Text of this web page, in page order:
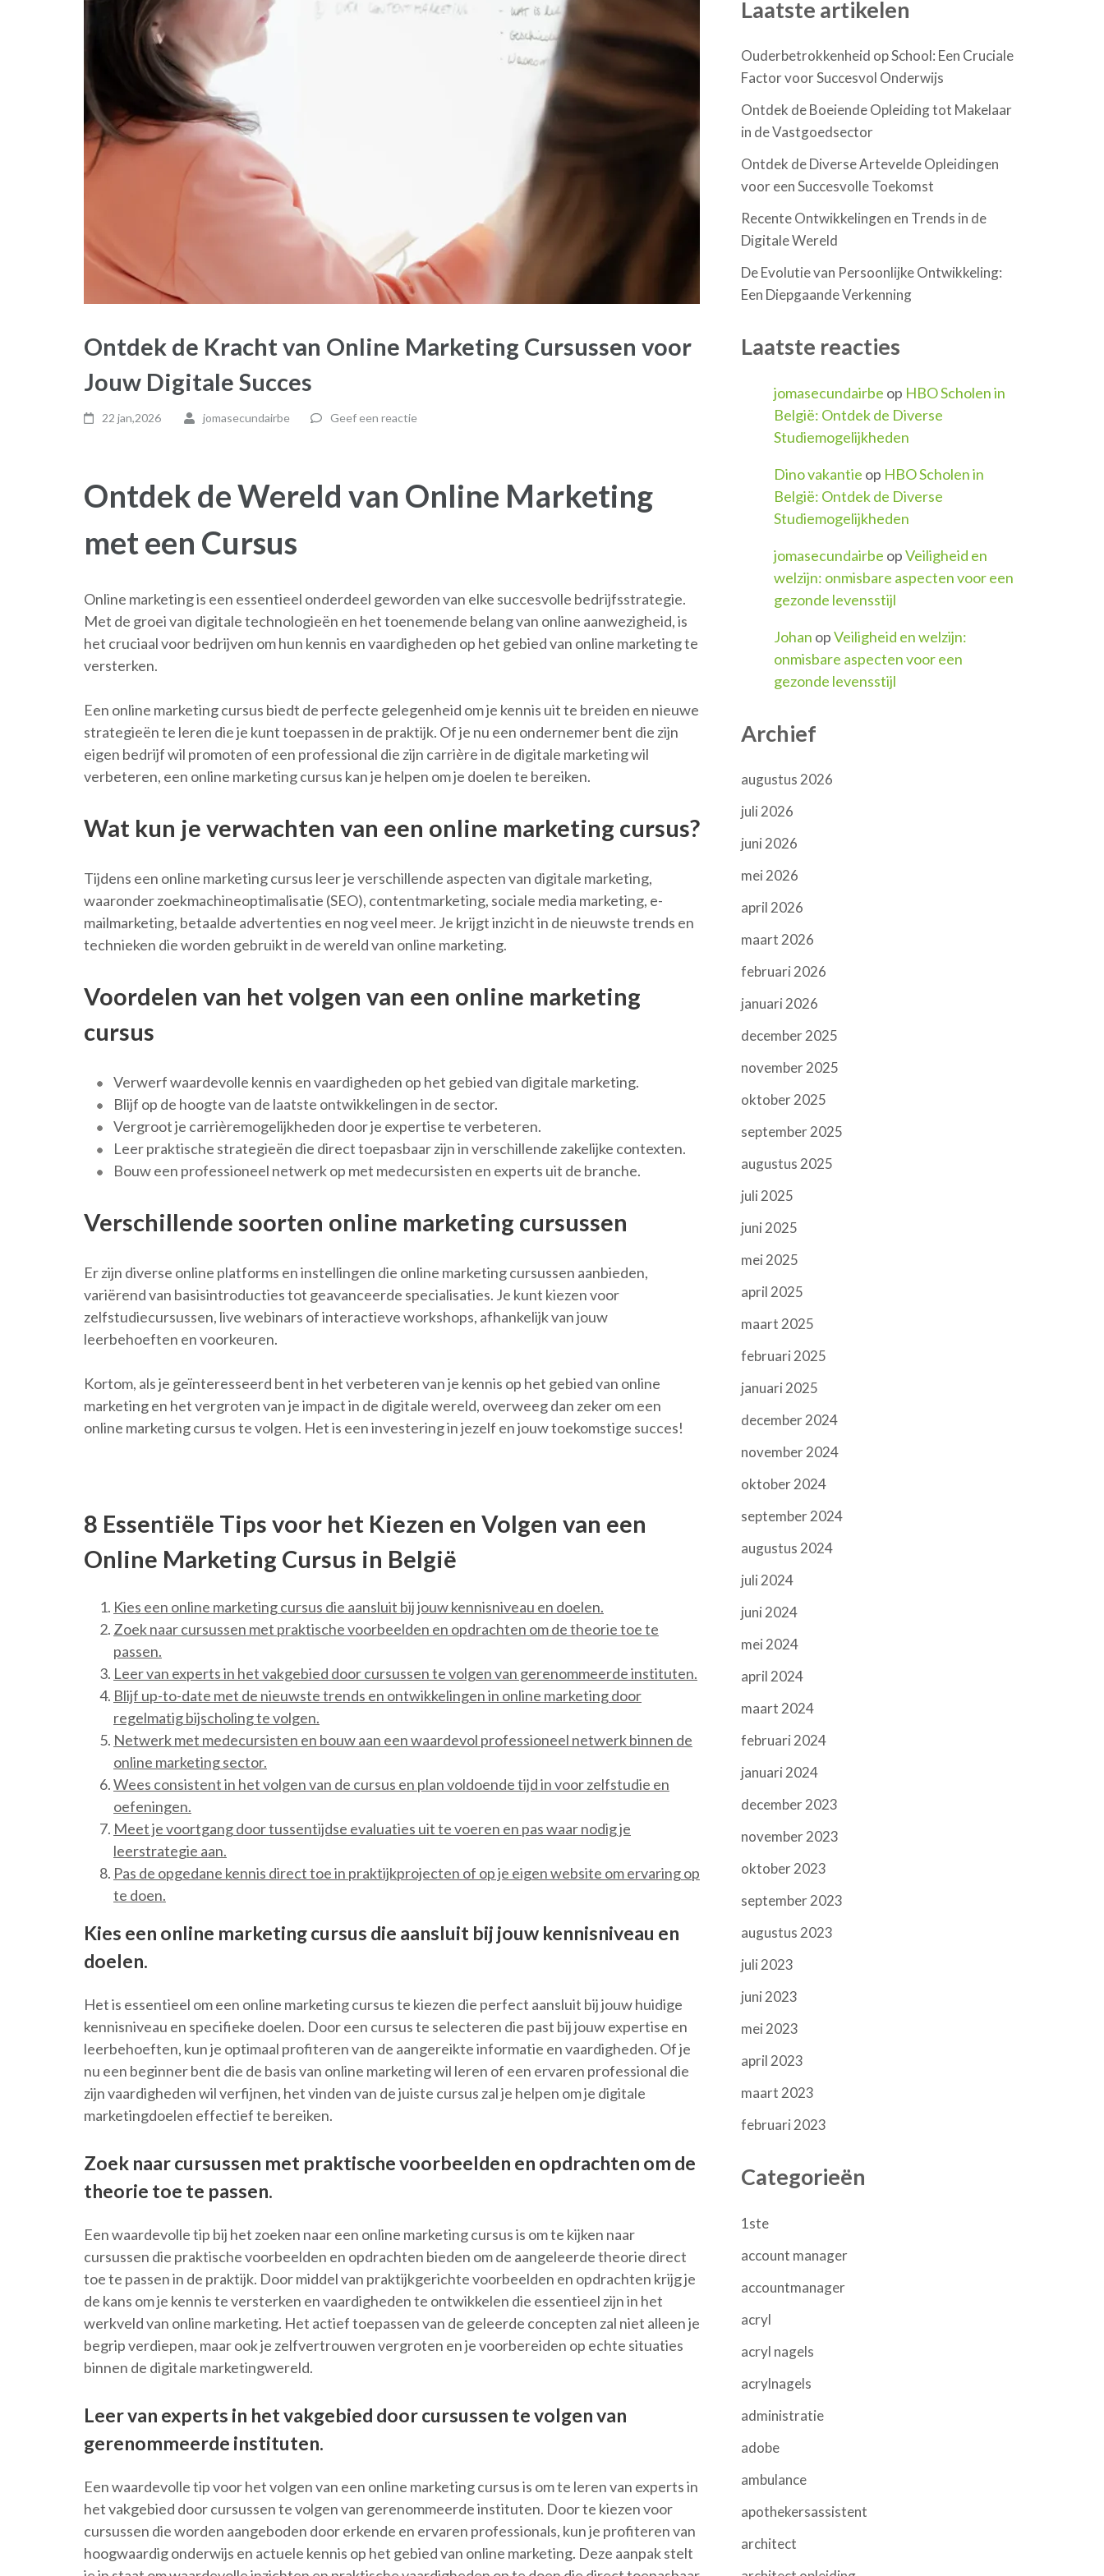
Ontdek de Kracht van Online Marketing Cursussen voor
Jouw Digitale Succes
22 jan,2026 jomasecundairbe Geef een reactie
Ontdek de Wereld van Online Marketing
met een Cursus
Online marketing is een essentieel onderdeel geworden van elke succesvolle bedrijfsstrategie.
Met de groei van digitale technologieën en het toenemende belang van online aanwezigheid, is
het cruciaal voor bedrijven om hun kennis en vaardigheden op het gebied van online marketing te
versterken.
Een online marketing cursus biedt de perfecte gelegenheid om je kennis uit te breiden en nieuwe
strategieën te leren die je kunt toepassen in de praktijk. Of je nu een ondernemer bent die zijn
eigen bedrijf wil promoten of een professional die zijn carrière in de digitale marketing wil
verbeteren, een online marketing cursus kan je helpen om je doelen te bereiken.
Wat kun je verwachten van een online marketing cursus?
Tijdens een online marketing cursus leer je verschillende aspecten van digitale marketing,
waaronder zoekmachineoptimalisatie (SEO), contentmarketing, sociale media marketing, e-
mailmarketing, betaalde advertenties en nog veel meer. Je krijgt inzicht in de nieuwste trends en
technieken die worden gebruikt in de wereld van online marketing.
Voordelen van het volgen van een online marketing
cursus
Verwerf waardevolle kennis en vaardigheden op het gebied van digitale marketing.
Blijf op de hoogte van de laatste ontwikkelingen in de sector.
Vergroot je carrièremogelijkheden door je expertise te verbeteren.
Leer praktische strategieën die direct toepasbaar zijn in verschillende zakelijke contexten.
Bouw een professioneel netwerk op met medecursisten en experts uit de branche.
Verschillende soorten online marketing cursussen
Er zijn diverse online platforms en instellingen die online marketing cursussen aanbieden,
variërend van basisintroducties tot geavanceerde specialisaties. Je kunt kiezen voor
zelfstudiecursussen, live webinars of interactieve workshops, afhankelijk van jouw
leerbehoeften en voorkeuren.
Kortom, als je geïnteresseerd bent in het verbeteren van je kennis op het gebied van online
marketing en het vergroten van je impact in de digitale wereld, overweeg dan zeker om een
online marketing cursus te volgen. Het is een investering in jezelf en jouw toekomstige succes!
8 Essentiële Tips voor het Kiezen en Volgen van een
Online Marketing Cursus in België
Kies een online marketing cursus die aansluit bij jouw kennisniveau en doelen.
Zoek naar cursussen met praktische voorbeelden en opdrachten om de theorie toe te
passen.
Leer van experts in het vakgebied door cursussen te volgen van gerenommeerde instituten.
Blijf up-to-date met de nieuwste trends en ontwikkelingen in online marketing door
regelmatig bijscholing te volgen.
Netwerk met medecursisten en bouw aan een waardevol professioneel netwerk binnen de
online marketing sector.
Wees consistent in het volgen van de cursus en plan voldoende tijd in voor zelfstudie en
oefeningen.
Meet je voortgang door tussentijdse evaluaties uit te voeren en pas waar nodig je
leerstrategie aan.
Pas de opgedane kennis direct toe in praktijkprojecten of op je eigen website om ervaring op
te doen.
Kies een online marketing cursus die aansluit bij jouw kennisniveau en
doelen.
Het is essentieel om een online marketing cursus te kiezen die perfect aansluit bij jouw huidige
kennisniveau en specifieke doelen. Door een cursus te selecteren die past bij jouw expertise en
leerbehoeften, kun je optimaal profiteren van de aangereikte informatie en vaardigheden. Of je
nu een beginner bent die de basis van online marketing wil leren of een ervaren professional die
zijn vaardigheden wil verfijnen, het vinden van de juiste cursus zal je helpen om je digitale
marketingdoelen effectief te bereiken.
Zoek naar cursussen met praktische voorbeelden en opdrachten om de
theorie toe te passen.
Een waardevolle tip bij het zoeken naar een online marketing cursus is om te kijken naar
cursussen die praktische voorbeelden en opdrachten bieden om de aangeleerde theorie direct
toe te passen in de praktijk. Door middel van praktijkgerichte voorbeelden en opdrachten krijg je
de kans om je kennis te versterken en vaardigheden te ontwikkelen die essentieel zijn in het
werkveld van online marketing. Het actief toepassen van de geleerde concepten zal niet alleen je
begrip verdiepen, maar ook je zelfvertrouwen vergroten en je voorbereiden op echte situaties
binnen de digitale marketingwereld.
Leer van experts in het vakgebied door cursussen te volgen van
gerenommeerde instituten.
Een waardevolle tip voor het volgen van een online marketing cursus is om te leren van experts in
het vakgebied door cursussen te volgen van gerenommeerde instituten. Door te kiezen voor
cursussen die worden aangeboden door erkende en ervaren professionals, kun je profiteren van
hoogwaardig onderwijs en actuele kennis op het gebied van online marketing. Deze aanpak stelt
Laatste artikelen
Ouderbetrokkenheid op School: Een Cruciale
Factor voor Succesvol Onderwijs
Ontdek de Boeiende Opleiding tot Makelaar
in de Vastgoedsector
Ontdek de Diverse Artevelde Opleidingen
voor een Succesvolle Toekomst
Recente Ontwikkelingen en Trends in de
Digitale Wereld
De Evolutie van Persoonlijke Ontwikkeling:
Een Diepgaande Verkenning
Laatste reacties
jomasecundairbe op HBO Scholen in
België: Ontdek de Diverse
Studiemogelijkheden
Dino vakantie op HBO Scholen in
België: Ontdek de Diverse
Studiemogelijkheden
jomasecundairbe opVeiligheid en
welzijn: onmisbare aspecten voor een
gezonde levensstijl
Johan opVeiligheid en welzijn:
onmisbare aspecten voor een
gezonde levensstijl
Archief
augustus 2026
juli 2026
juni 2026
mei 2026
april 2026
maart 2026
februari 2026
januari 2026
december 2025
november 2025
oktober 2025
september 2025
augustus 2025
juli 2025
juni 2025
mei 2025
april 2025
maart 2025
februari 2025
januari 2025
december 2024
november 2024
oktober 2024
september 2024
augustus 2024
juli 2024
juni 2024
mei 2024
april 2024
maart 2024
februari 2024
januari 2024
december 2023
november 2023
oktober 2023
september 2023
augustus 2023
juli 2023
juni 2023
mei 2023
april 2023
maart 2023
februari 2023
Categorieën
1ste
account manager
accountmanager
acryl
acryl nagels
acrylnagels
administratie
adobe
ambulance
apothekersassistent
architect